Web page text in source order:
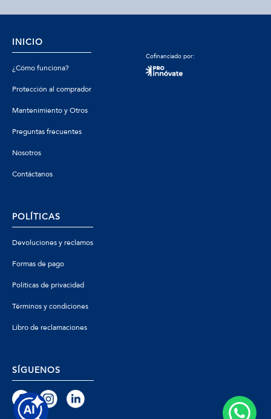
INICIO
¿Cómo funciona?
Protección al comprador
Mantenimiento y Otros
Preguntas frecuentes
Nosotros
Contáctanos
Cofinanciado por:
POLÍTICAS
Devoluciones y reclamos
Formas de pago
Políticas de privacidad
Términos y condiciones
Libro de reclamaciones
SÍGUENOS